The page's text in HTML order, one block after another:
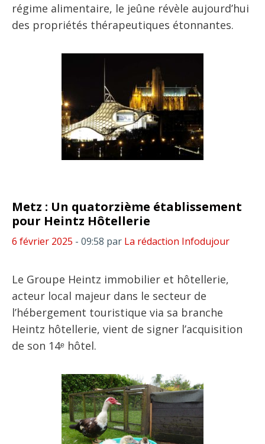
régime alimentaire, le jeûne révèle aujourd’hui
des propriétés thérapeutiques étonnantes.
Metz : Un quatorzième établissement
pour Heintz Hôtellerie
6 février 2025 - 09:58 par La rédaction Infodujour
Le Groupe Heintz immobilier et hôtellerie,
acteur local majeur dans le secteur de
l’hébergement touristique via sa branche
Heintz hôtellerie, vient de signer l’acquisition
de son 14ᵉ hôtel.